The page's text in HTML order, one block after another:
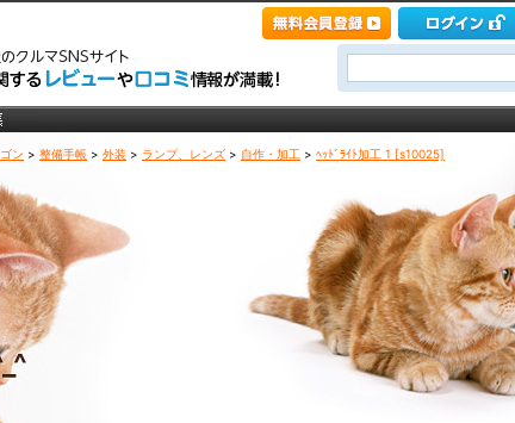
ン > 整備手帳 > 外装 > ランプ、レンズ > 自作・加工 > ﾍｯﾄﾞﾗｲﾄ加工 1 [s10025]
ゞ